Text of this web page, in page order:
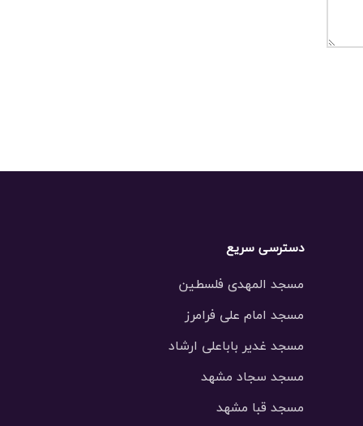
دسترسی سریع
مسجد المهدی فلسطین
مسجد امام علی فرامرز
مسجد غدیر باباعلی ارشاد
مسجد سجاد مشهد
مسجد قبا مشهد